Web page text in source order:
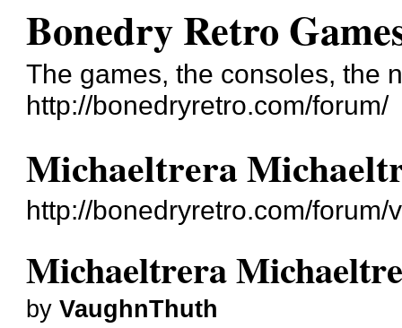
Bonedry Retro
The games, the consoles, the
http://bonedryretro.com/forum/
Michaeltrera
http://bonedryretro.com/
Michaeltrera
byVaughnThuth